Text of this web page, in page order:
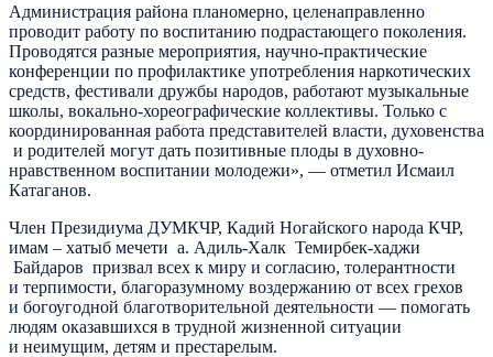
Администрация района планомерно, целенаправленно
проводит работу по воспитанию подрастающего поколения.
Проводятся разные мероприятия, научно-практические
конференции по профилактике употребления наркотических
средств, фестивали дружбы народов, работают музыкальные
школы, вокально-хореографические коллективы. Только с
координированная работа представителей власти, духовенства
и родителей могут дать позитивные плоды в духовно-
нравственном воспитании молодежи», — отметил Исмаил
Катаганов.
Член Президиума ДУМКЧР, Кадий Ногайского народа КЧР,
имам – хатыб мечети а. Адиль-Халк Темирбек-хаджи
Байдаров призвал всех к миру и согласию, толерантности
и терпимости, благоразумному воздержанию от всех грехов
и богоугодной благотворительной деятельности — помогать
людям оказавшихся в трудной жизненной ситуации
и неимущим, детям и престарелым.